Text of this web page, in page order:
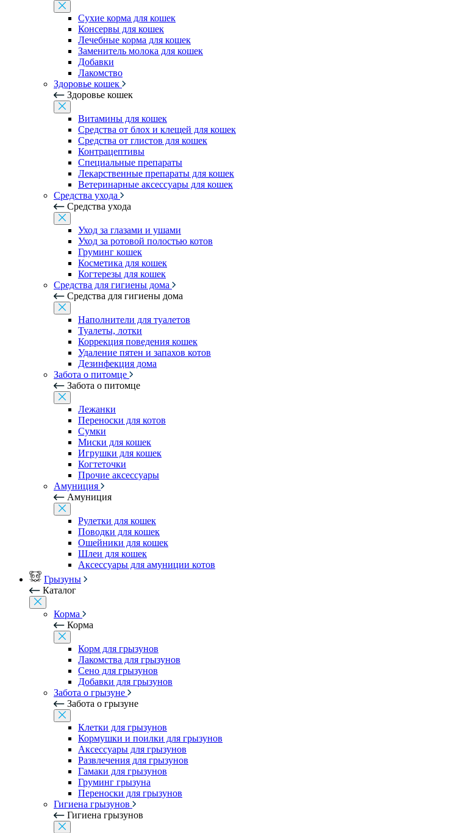
Сухие корма для кошек
Консервы для кошек
Лечебные корма для кошек
Заменитель молока для кошек
Добавки
Лакомство
Здоровье кошек
Здоровье кошек
Витамины для кошек
Средства от блох и клещей для кошек
Средства от глистов для кошек
Контрацептивы
Специальные препараты
Лекарственные препараты для кошек
Ветеринарные аксессуары для кошек
Средства ухода
Средства ухода
Уход за глазами и ушами
Уход за ротовой полостью котов
Груминг кошек
Косметика для кошек
Когтерезы для кошек
Средства для гигиены дома
Средства для гигиены дома
Наполнители для туалетов
Туалеты, лотки
Коррекция поведения кошек
Удаление пятен и запахов котов
Дезинфекция дома
Забота о питомце
Забота о питомце
Лежанки
Переноски для котов
Сумки
Миски для кошек
Игрушки для кошек
Когтеточки
Прочие аксессуары
Амуниция
Амуниция
Рулетки для кошек
Поводки для кошек
Ошейники для кошек
Шлеи для кошек
Аксессуары для амуниции котов
Грызуны
Каталог
Корма
Корма
Корм для грызунов
Лакомства для грызунов
Сено для грызунов
Добавки для грызунов
Забота о грызуне
Забота о грызуне
Клетки для грызунов
Кормушки и поилки для грызунов
Аксессуары для грызунов
Развлечения для грызунов
Гамаки для грызунов
Груминг грызуна
Переноски для грызунов
Гигиена грызунов
Гигиена грызунов